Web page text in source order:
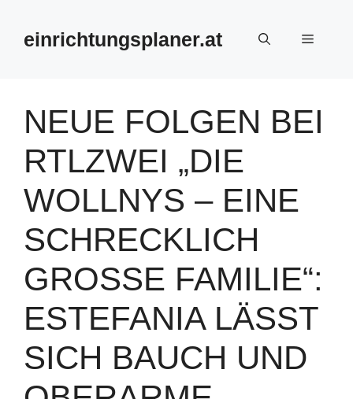
springeneinrichtungsplaner.at Menü
NEUE FOLGEN BEI
RTLZWEI „DIE
WOLLNYS – EINE
SCHRECKLICH
GROSSE FAMILIE“: E
STEFANIA LÄSST S
ICH BAUCH UND O